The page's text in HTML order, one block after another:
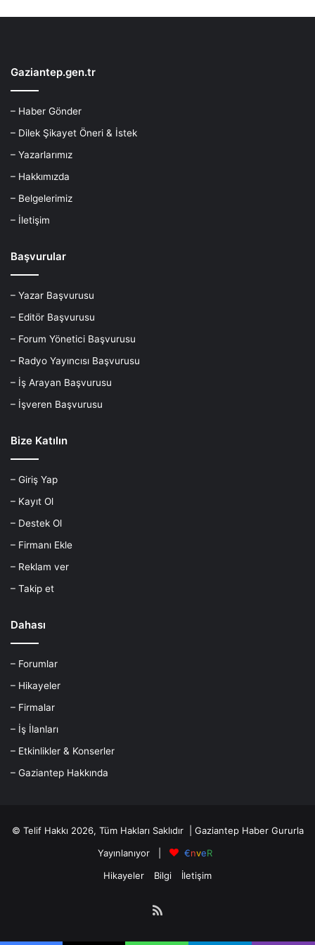
Gaziantep.gen.tr
– Haber Gönder
– Dilek Şikayet Öneri & İstek
– Yazarlarımız
– Hakkımızda
– Belgelerimiz
– İletişim
Başvurular
– Yazar Başvurusu
– Editör Başvurusu
– Forum Yönetici Başvurusu
– Radyo Yayıncısı Başvurusu
– İş Arayan Başvurusu
– İşveren Başvurusu
Bize Katılın
– Giriş Yap
– Kayıt Ol
– Destek Ol
– Firmanı Ekle
– Reklam ver
– Takip et
Dahası
– Forumlar
– Hikayeler
– Firmalar
– İş İlanları
– Etkinlikler & Konserler
– Gaziantep Hakkında
© Telif Hakkı 2026, Tüm Hakları Saklıdır | Gaziantep HaberGururla
Yayınlanıyor |
€nveR
Hikayeler
Bilgi İletişim